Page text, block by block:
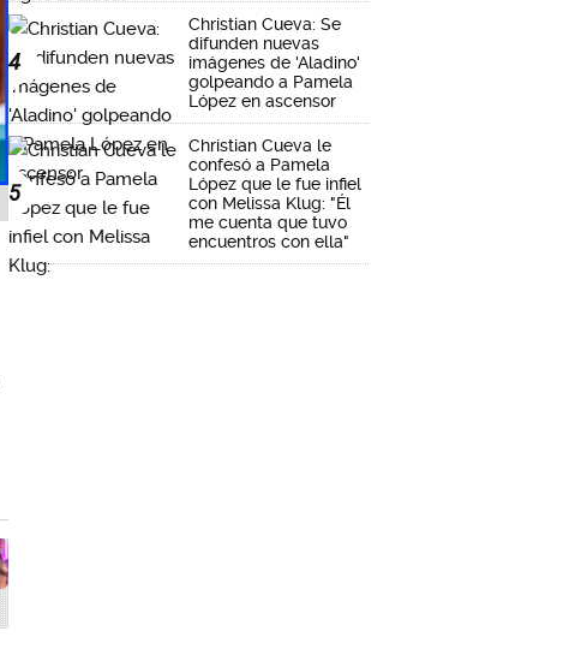
4
Christian Cueva: Se
difunden nuevas
imágenes de 'Aladino'
golpeando a Pamela
López en ascensor
5
Christian Cueva le
confesó a Pamela
López que le fue infiel
con Melissa Klug: "Él
me cuenta que tuvo
encuentros con ella"